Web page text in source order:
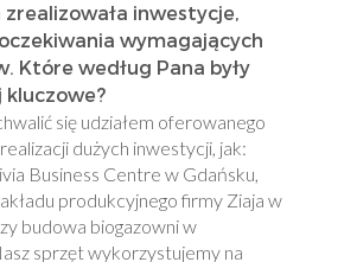
inwestycje,
wymagających
Które według Pana były
kluczowe?
się udziałem oferowanego
dużych inwestycji, jak:
Business Centre w Gdańsku,
produkcyjnego firmy Ziaja w
budowa biogazowni w
sprzęt wykorzystujemy na